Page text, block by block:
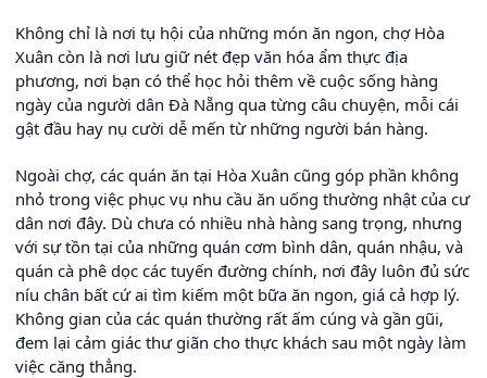
Không chỉ là nơi tụ hội của những món ăn ngon, chợ Hòa
Xuân còn là nơi lưu giữ nét đẹp văn hóa ẩm thực địa
phương, nơi bạn có thể học hỏi thêm về cuộc sống hàng
ngày của người dân Đà Nẵng qua từng câu chuyện, mỗi cái
gật đầu hay nụ cười dễ mến từ những người bán hàng.
Ngoài chợ, các quán ăn tại Hòa Xuân cũng góp phần không
nhỏ trong việc phục vụ nhu cầu ăn uống thường nhật của cư
dân nơi đây. Dù chưa có nhiều nhà hàng sang trọng, nhưng
với sự tồn tại của những quán cơm bình dân, quán nhậu, và
quán cà phê dọc các tuyến đường chính, nơi đây luôn đủ sức
níu chân bất cứ ai tìm kiếm một bữa ăn ngon, giá cả hợp lý.
Không gian của các quán thường rất ấm cúng và gần gũi,
đem lại cảm giác thư giãn cho thực khách sau một ngày làm
việc căng thẳng.